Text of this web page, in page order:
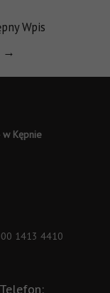
Wpis
→
Kępnie
1413 4410
Telefon: